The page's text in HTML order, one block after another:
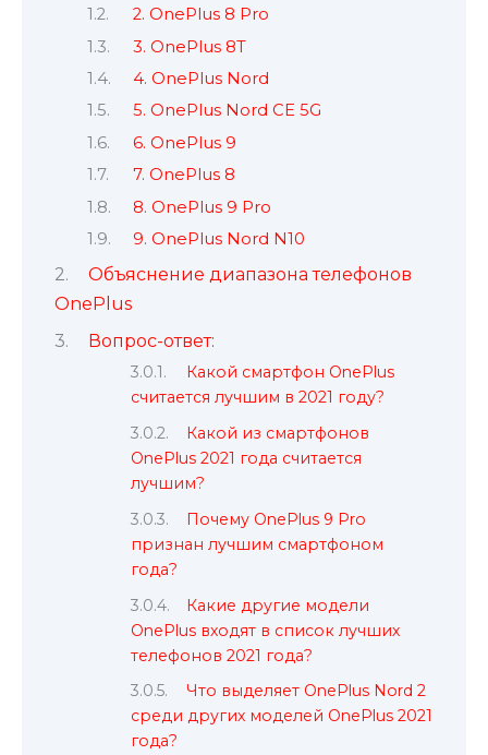
2. OnePlus 8 Pro
3. OnePlus 8T
4. OnePlus Nord
5. OnePlus Nord CE 5G
6. OnePlus 9
7. OnePlus 8
8. OnePlus 9 Pro
9. OnePlus Nord N10
Объяснение диапазона телефонов
OnePlus
Вопрос-ответ:
Какой смартфон OnePlus
считается лучшим в 2021 году?
Какой из смартфонов
OnePlus 2021 года считается
лучшим?
Почему OnePlus 9 Pro
признан лучшим смартфоном
года?
Какие другие модели
OnePlus входят в список лучших
телефонов 2021 года?
Что выделяет OnePlus Nord 2
среди других моделей OnePlus 2021
года?